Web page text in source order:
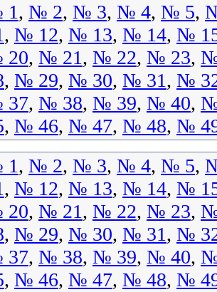
1, № 2, № 3, № 4, № 5,
, № 12, № 13, № 14, №
, № 21, № 22, № 23,
, № 29, № 30, № 31, №
, № 38, № 39, № 40,
, № 46, № 47, № 48, №
1, № 2, № 3, № 4, № 5,
, № 12, № 13, № 14, №
, № 21, № 22, № 23,
, № 29, № 30, № 31, №
, № 38, № 39, № 40,
, № 46, № 47, № 48, №